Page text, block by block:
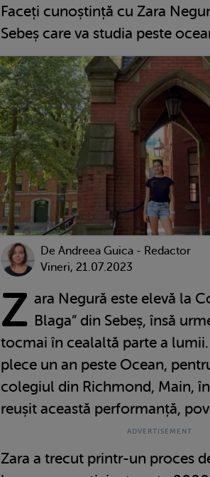
Faceți cunoștință cu Zara
Sebeș care va studia peste
De Andreea Guica - Redactor
Vineri, 21.07.2023
Z ara Negură este elevă la
Blaga” din Sebeș, însă
tocmai în cealaltă parte a lumii.
plece un an peste Ocean,
colegiul din Richmond, Main,
reușit această performanță,
Zara a trecut printr-un proces